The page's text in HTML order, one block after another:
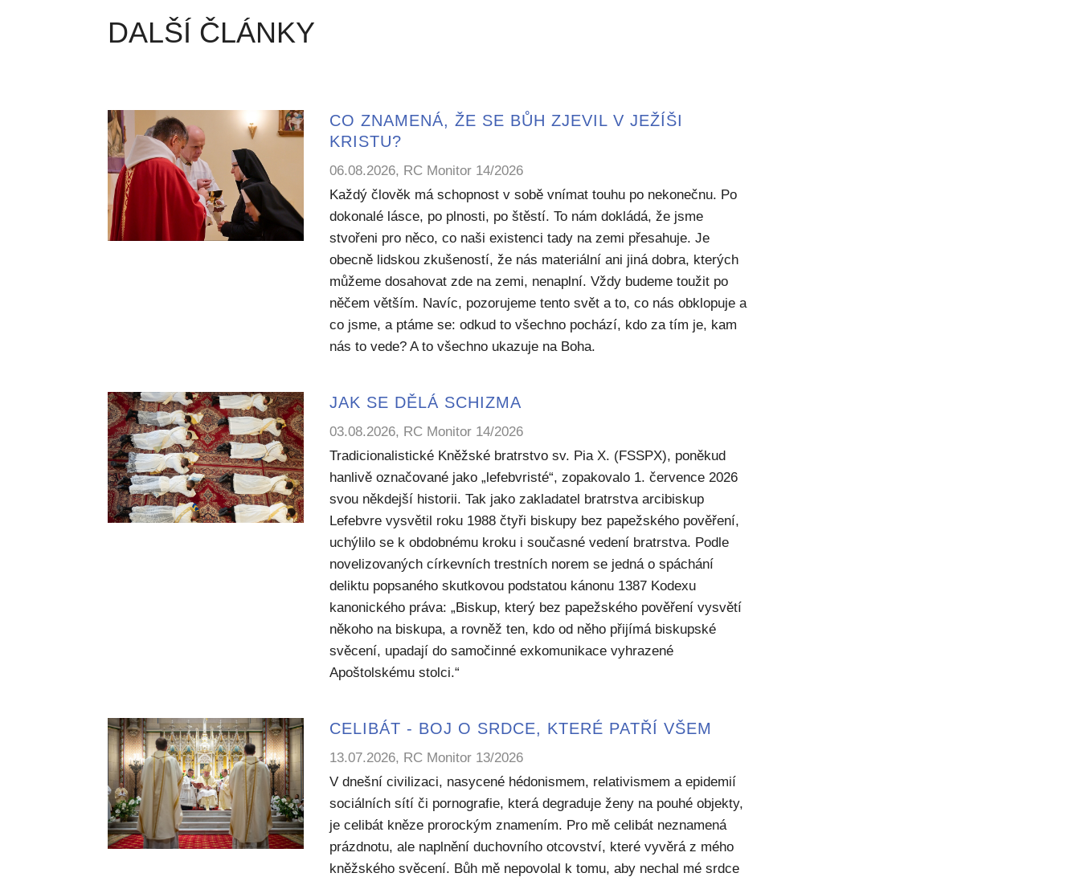
DALŠÍ ČLÁNKY
CO ZNAMENÁ, ŽE SE BŮH ZJEVIL V JEŽÍŠI
KRISTU?
06.08.2026, RC Monitor 14/2026
Každý člověk má schopnost v sobě vnímat touhu po nekonečnu. Po
dokonalé lásce, po plnosti, po štěstí. To nám dokládá, že jsme
stvořeni pro něco, co naši existenci tady na zemi přesahuje. Je
obecně lidskou zkušeností, že nás materiální ani jiná dobra, kterých
můžeme dosahovat zde na zemi, nenaplní. Vždy budeme toužit po
něčem větším. Navíc, pozorujeme tento svět a to, co nás obklopuje a
co jsme, a ptáme se: odkud to všechno pochází, kdo za tím je, kam
nás to vede? A to všechno ukazuje na Boha.
JAK SE DĚLÁ SCHIZMA
03.08.2026, RC Monitor 14/2026
Tradicionalistické Kněžské bratrstvo sv. Pia X. (FSSPX), poněkud
hanlivě označované jako „lefebvristé“, zopakovalo 1. července 2026
svou někdejší historii. Tak jako zakladatel bratrstva arcibiskup
Lefebvre vysvětil roku 1988 čtyři biskupy bez papežského pověření,
uchýlilo se k obdobnému kroku i současné vedení bratrstva. Podle
novelizovaných církevních trestních norem se jedná o spáchání
deliktu popsaného skutkovou podstatou kánonu 1387 Kodexu
kanonického práva: „Biskup, který bez papežského pověření vysvětí
někoho na biskupa, a rovněž ten, kdo od něho přijímá biskupské
svěcení, upadají do samočinné exkomunikace vyhrazené
Apoštolskému stolci.“
CELIBÁT - BOJ O SRDCE, KTERÉ PATŘÍ VŠEM
13.07.2026, RC Monitor 13/2026
V dnešní civilizaci, nasycené hédonismem, relativismem a epidemií
sociálních sítí či pornografie, která degraduje ženy na pouhé objekty,
je celibát kněze prorockým znamením. Pro mě celibát neznamená
prázdnotu, ale naplnění duchovního otcovství, které vyvěrá z mého
kněžského svěcení. Bůh mě nepovolal k tomu, aby nechal mé srdce